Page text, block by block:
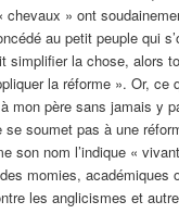
chevaux » ont
au petit peuple qui
simplifier la chose, alors
la réforme ». Or, ce
mon père sans jamais y
soumet pas à une
son nom l’indique «
momies, académiques
les anglicismes et